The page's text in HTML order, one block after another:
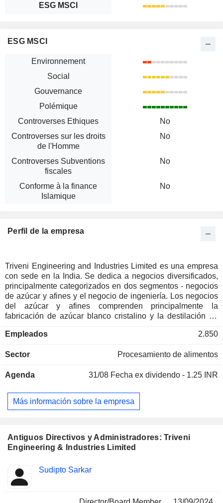
Antiguos Directivos y Administradores: Triveni
Engineering & Industries Limited
Insider
Funciones
ocupadas
Sudipto Sarkar
ESG MSCI
ESG MSCI
Environnement
Social
Gouvernance
Polémique
Controverses Ethiques
No
Controverses sur les droits
de l'Homme
No
Controverses Subventions
fiscales
No
Conforme à la finance
Islamique
No
Perfil de la empresa
Triveni Engineering and Industries Limited es una empresa
con sede en la India. Se dedica a negocios diversificados,
principalmente categorizados en dos segmentos - negocios
de azúcar y afines y el negocio de ingeniería. Los negocios
del azúcar y afines comprenden principalmente la
fabricación de azúcar blanco cristalino y la destilación de
azúcar, se utiliza como materia prima para producir etanol y
fabricación de engranajes de alta velocidad, cajas de
del agua y las aguas residuales. Su negocio de transmisión
de alta velocidad y de nicho de baja velocidad que abarcan
el suministro a fabricantes de equipos originales (OEM),
energético, otros segmentos industriales y defensa.
Proporciona equipos de proceso diseñados a medida y
residuales.
Empleados 2.850
Sector Procesamiento de alimentos
Agenda 31/08 Fecha ex dividendo - 1.25 INR
Más información sobre la empresa